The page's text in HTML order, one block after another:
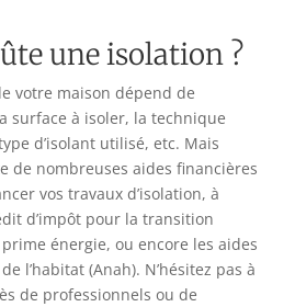
une isolation ?
votre maison dépend de
surface à isoler, la technique
d’isolant utilisé, etc. Mais
de nombreuses aides financières
vos travaux d’isolation, à
d’impôt pour la transition
énergie, ou encore les aides
l’habitat (Anah). N’hésitez pas à
de professionnels ou de